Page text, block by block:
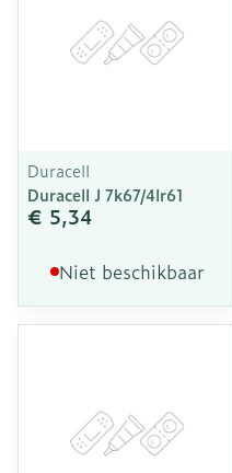
Duracell
Duracell J 7k67/4lr61
€ 5,34
Niet beschikbaar